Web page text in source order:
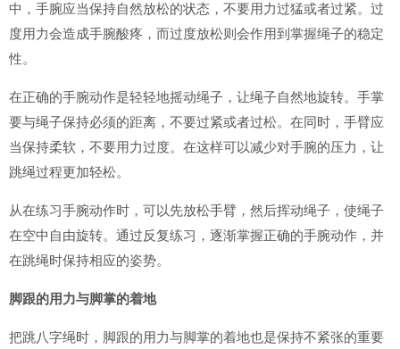
中，手腕应当保持自然放松的状态，不要用力过猛或者过紧。过
度用力会造成手腕酸疼，而过度放松则会作用到掌握绳子的稳定
性。
在正确的手腕动作是轻轻地摇动绳子，让绳子自然地旋转。手掌
要与绳子保持必须的距离，不要过紧或者过松。在同时，手臂应
当保持柔软，不要用力过度。在这样可以减少对手腕的压力，让
跳绳过程更加轻松。
从在练习手腕动作时，可以先放松手臂，然后挥动绳子，使绳子
在空中自由旋转。通过反复练习，逐渐掌握正确的手腕动作，并
在跳绳时保持相应的姿势。
脚跟的用力与脚掌的着地
把跳八字绳时，脚跟的用力与脚掌的着地也是保持不紧张的重要